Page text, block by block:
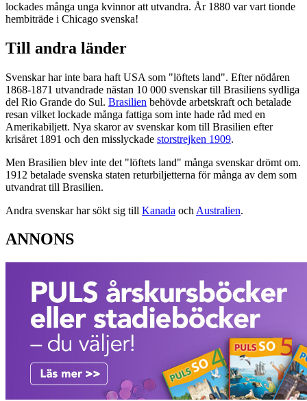
lockades många unga kvinnor att utvandra. År 1880 var vart tionde
hembiträde i Chicago svenska!
Till andra länder
Svenskar har inte bara haft USA som "löftets land". Efter nödåren
1868-1871 utvandrade nästan 10 000 svenskar till Brasiliens sydliga
del Rio Grande do Sul. Brasilien behövde arbetskraft och betalade
resan vilket lockade många fattiga som inte hade råd med en
Amerikabiljett. Nya skaror av svenskar kom till Brasilien efter
krisåret 1891 och den misslyckade storstrejken 1909.
Men Brasilien blev inte det "löftets land" många svenskar drömt om.
1912 betalade svenska staten returbiljetterna för många av dem som
utvandrat till Brasilien.
Andra svenskar har sökt sig till Kanada och Australien.
ANNONS